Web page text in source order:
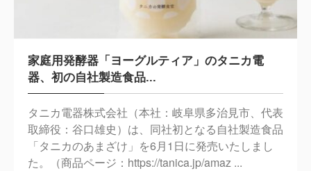
家庭用発酵器「ヨーグルティア」のタニカ電
器、初の自社製造食品...
タニカ電器株式会社（本社：岐阜県多治見市、代表
取締役：谷口雄史）は、同社初となる自社製造食品
「タニカのあまざけ」を6月1日に発売いたしまし
た。（商品ページ：https://tanica.jp/amaz ...